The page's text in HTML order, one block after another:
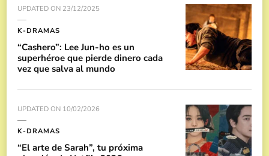
UPDATED ON 23/12/2025
K-DRAMAS
“Cashero”: Lee Jun-ho es un
superhéroe que pierde dinero cada
vez que salva al mundo
UPDATED ON 10/02/2026
K-DRAMAS
“El arte de Sarah”, tu próxima